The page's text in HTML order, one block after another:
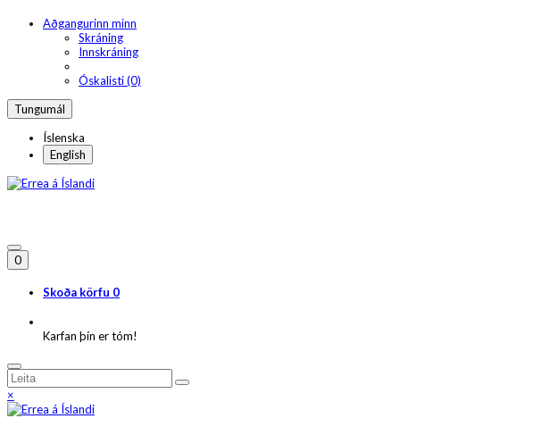
Aðgangurinn minn
Skráning
Innskráning
Óskalisti (0)
Tungumál
Íslenska
English
0
Skoða körfu 0
Karfan þín er tóm!
×